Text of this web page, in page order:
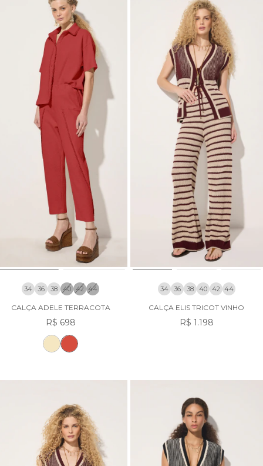
34 36 38 40 42 44
CALÇA ADELE TERRACOTA
R$ 698
34 36 38 40 42 44
CALÇA ELIS TRICOT VINHO
R$ 1.198